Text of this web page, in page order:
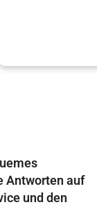
Antworten auf
und den